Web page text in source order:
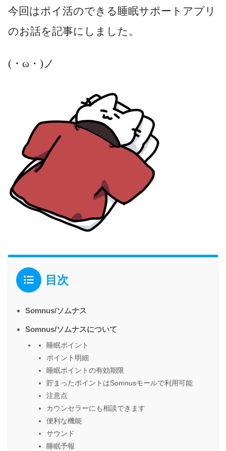
今回はポイ活のできる睡眠サポートアプリ
のお話を記事にしました。
(・ω・)ノ
目次
Somnus/ソムナス
Somnus/ソムナスについて
睡眠ポイント
ポイント明細
睡眠ポイントの有効期限
貯まったポイントはSomnusモールで利用可能
注意点
カウンセラーにも相談できます
便利な機能
サウンド
睡眠予報